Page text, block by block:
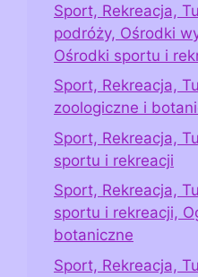
Sport, Rekreacja,
podróży, Ośrodki
Ośrodki sportu i
Sport, Rekreacja,
zoologiczne i
Sport, Rekreacja,
sportu i rekreacji
Sport, Rekreacja,
sportu i rekreacji,
botaniczne
Sport, Rekreacja,